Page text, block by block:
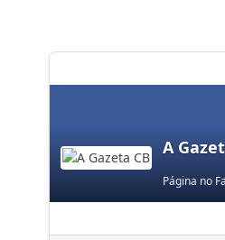
A
Página no